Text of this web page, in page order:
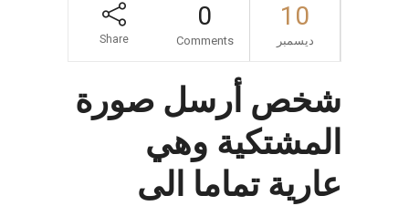
10
ديسمبر
0
Comments
Share
شخص أرسل صورة
المشتكية وهي
عارية تماما الى